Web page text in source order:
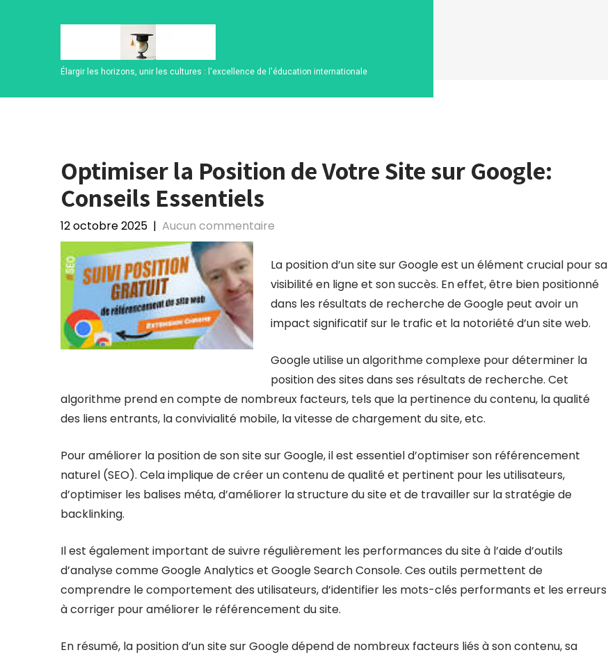
Élargir les horizons, unir les cultures : l'excellence de l'éducation internationale
Optimiser la Position de Votre Site sur Google:
Conseils Essentiels
12 octobre 2025 | Aucun commentaire
La position d’un site sur Google est un élément crucial pour sa
visibilité en ligne et son succès. En effet, être bien positionné
dans les résultats de recherche de Google peut avoir un
impact significatif sur le trafic et la notoriété d’un site web.
Google utilise un algorithme complexe pour déterminer la
position des sites dans ses résultats de recherche. Cet
algorithme prend en compte de nombreux facteurs, tels que la pertinence du contenu, la qualité
des liens entrants, la convivialité mobile, la vitesse de chargement du site, etc.
Pour améliorer la position de son site sur Google, il est essentiel d’optimiser son référencement
naturel (SEO). Cela implique de créer un contenu de qualité et pertinent pour les utilisateurs,
d’optimiser les balises méta, d’améliorer la structure du site et de travailler sur la stratégie de
backlinking.
Il est également important de suivre régulièrement les performances du site à l’aide d’outils
d’analyse comme Google Analytics et Google Search Console. Ces outils permettent de
comprendre le comportement des utilisateurs, d’identifier les mots-clés performants et les erreurs
à corriger pour améliorer le référencement du site.
En résumé, la position d’un site sur Google dépend de nombreux facteurs liés à son contenu, sa